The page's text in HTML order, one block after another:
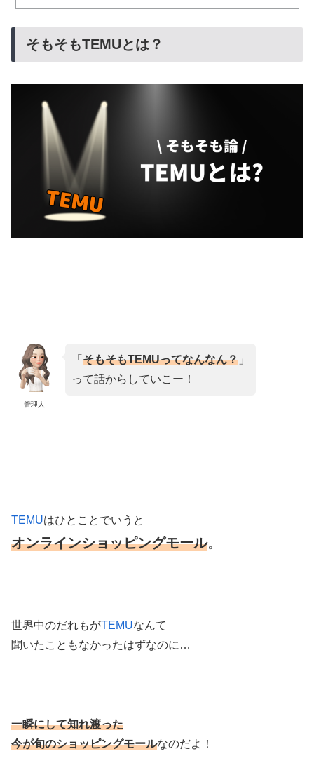
そもそもTEMUとは？
管理人
「 そもそもTEMUってなんなん？」
って話からしていこー！
TEMUはひとことでいうと
オンラインショッピングモール。
世界中のだれもがTEMUなんて
聞いたこともなかったはずなのに…
一瞬にして知れ渡った
今が旬のショッピングモールなのだよ！